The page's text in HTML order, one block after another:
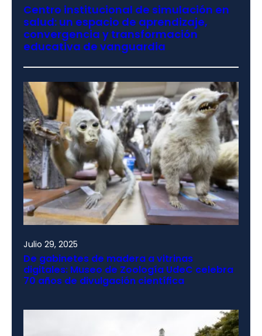
Centro institucional de simulación en
salud: un espacio de aprendizaje,
convergencia y transformación
educativa de vanguardia
Julio 29, 2025
De gabinetes de madera a vitrinas
digitales: Museo de Zoología UdeC celebra
70 años de divulgación científica